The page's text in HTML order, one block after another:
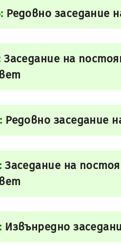
Редовно заседание
Заседание на
Редовно заседание
Заседание на
Извънредно